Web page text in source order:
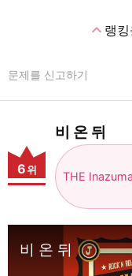
expand_less랭
문제를 신고하기
비 온 뒤
THE
6위
비 온 뒤